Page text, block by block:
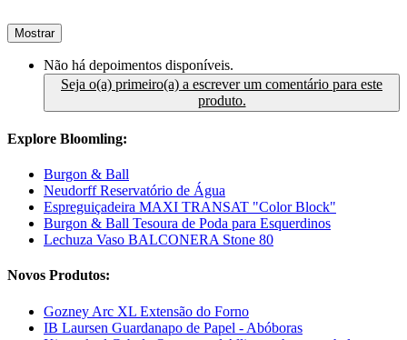
Mostrar
Não há depoimentos disponíveis.
Seja o(a) primeiro(a) a escrever um comentário para este
produto.
Explore Bloomling:
Burgon & Ball
Neudorff Reservatório de Água
Espreguiçadeira MAXI TRANSAT "Color Block"
Burgon & Ball Tesoura de Poda para Esquerdinos
Lechuza Vaso BALCONERA Stone 80
Novos Produtos:
Gozney Arc XL Extensão do Forno
IB Laursen Guardanapo de Papel - Abóboras